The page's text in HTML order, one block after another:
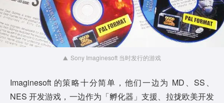
Sony Imaginesoft 当时发行的游戏
Imaginesoft 的策略十分简单，他们一边为 MD、SS、
NES 开发游戏，一边作为「孵化器」支援、拉拢欧美开发